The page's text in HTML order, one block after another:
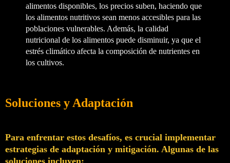
alimentos disponibles, los precios suben, haciendo que
los alimentos nutritivos sean menos accesibles para las
poblaciones vulnerables. Además, la calidad
nutricional de los alimentos puede disminuir, ya que el
estrés climático afecta la composición de nutrientes en
los cultivos.
Soluciones y Adaptación
Para enfrentar estos desafíos, es crucial implementar
estrategias de adaptación y mitigación. Algunas de las
soluciones incluyen: